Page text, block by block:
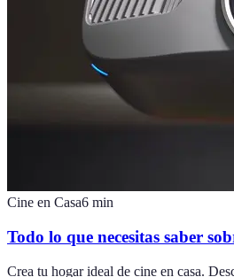
Cine en Casa6 min
Todo lo que necesitas saber
Crea tu hogar ideal de cine en casa.